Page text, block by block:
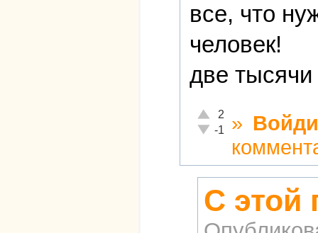
все, что
человек!
две тысячи
Отлично!
2
Неадекватно!
-1 »
С этой